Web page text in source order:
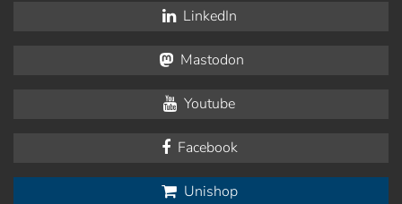
LinkedIn
Mastodon
Youtube
Facebook
Unishop